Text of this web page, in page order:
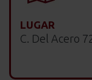
LUGAR
C. Del Acero